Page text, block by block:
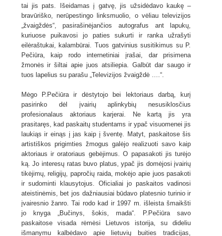
tai jis pats. Išeidamas į gatvę, jis užsidėdavo kaukę –
bravūriško, nerūpestingo linksmuolio, o vėliau televizijos
„žvaigždės“, pasirašinėjančios autografus ant lapukų,
kuriuose puikavosi jo paties sukurti ir ranka užrašyti
eilėraštukai, kalambūrai. Tuos gatvinius susitikimus su P.
Pečiūra, kaip rodo internetiniai įrašai, dar prisimena
žmonės ir šiltai apie juos atsiliepia. Galbūt dar saugo ir
tuos lapelius su parašu „Televizijos žvaigždė ….“.
Mėgo P.Pečiūra ir dėstytojo bei lektoriaus darbą, kurį
pasirinko dėl įvairių aplinkybių nesusiklosčius
profesionalaus aktoriaus karjerai. Ne kartą jis yra
prasitaręs, kad paskaitų studentams ir ypač visuomenei jis
laukiąs ir einąs į jas kaip į šventę. Matyt, paskaitose šis
artistiškos prigimties žmogus galėjo realizuoti savo kaip
aktoriaus ir oratoriaus gebėjimus. O papasakoti jis turėjo
ką. Jo interesų ratas buvo platus, ypač jis domėjosi įvairių
tikėjimų, religijų, papročių raida, mokėjo apie juos pasakoti
ir sudominti klausytojus. Oficialiai jo paskaitos vadinosi
ateistinėmis, bet jos dažniausiai būdavo platesnio turinio ir
įvairesnio žanro. Tai rodo kad ir 1997 m. išleista šmaikšti
jo knyga „Bučinys, šokis, mada“. P.Pečiūra savo
paskaitose visada rėmėsi Lietuvos istorija, su dideliu
išmanymu kalbėdavo apie lietuvių buities tradicijas,